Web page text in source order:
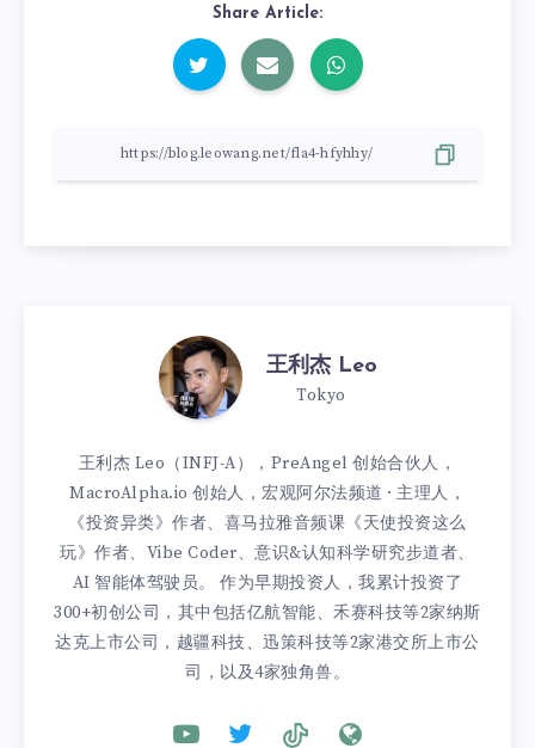
Share Article:
王利杰 Leo
Tokyo
王利杰 Leo（INFJ-A），PreAngel 创始合伙人，
MacroAlpha.io 创始人，宏观阿尔法频道 · 主理人，
《投资异类》作者、喜马拉雅音频课《天使投资这么
玩》作者、Vibe Coder、意识&认知科学研究步道者、
AI 智能体驾驶员。 作为早期投资人，我累计投资了
300+初创公司，其中包括亿航智能、禾赛科技等2家纳斯
达克上市公司，越疆科技、迅策科技等2家港交所上市公
司，以及4家独角兽。